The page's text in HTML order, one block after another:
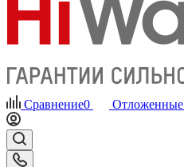
Сравнение0 Отложенные